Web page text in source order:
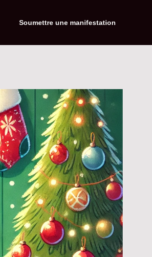
Soumettre une manifestation